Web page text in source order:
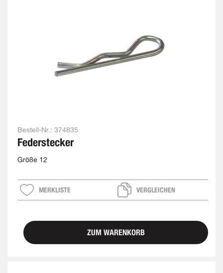
Bestell-Nr.: 374835
Federstecker
Größe 12
MERKLISTE VERGLEICHEN
ZUM WARENKORB